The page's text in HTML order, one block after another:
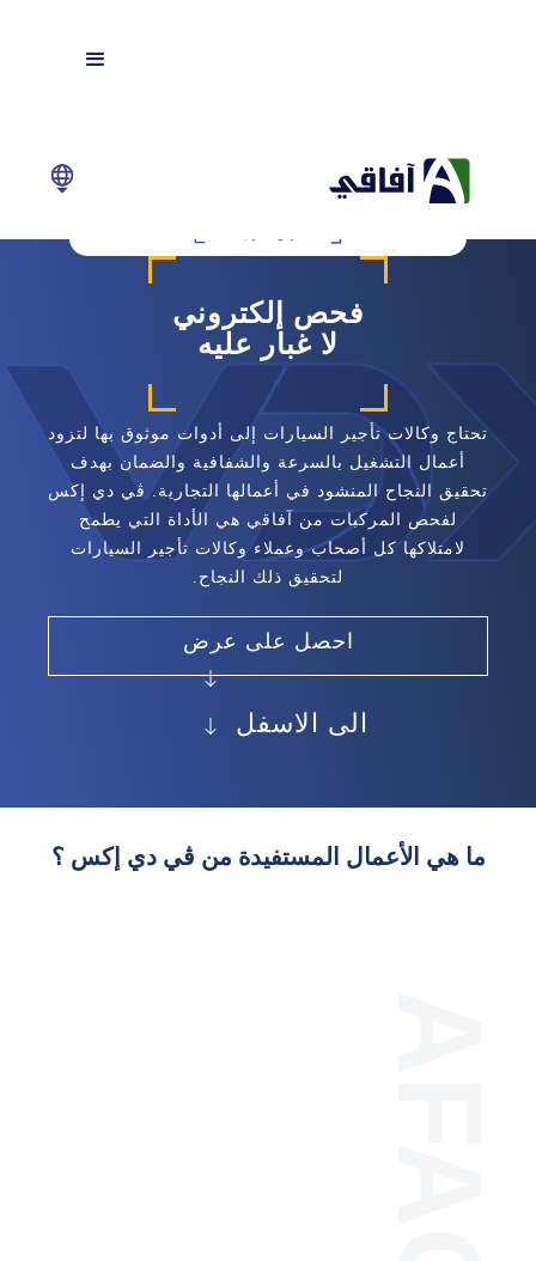
فحص إلكتروني
لا غبار عليه
تحتاج وكالات تأجير السيارات إلى أدوات موثوق بها لتزود
أعمال التشغيل بالسرعة والشفافية والضمان بهدف
تحقيق النجاح المنشود في أعمالها التجارية. ڤي دي إكس
لفحص المركبات من آفاقي هي الأداة التي يطمح
لامتلاكها كل أصحاب وعملاء وكالات تأجير السيارات
لتحقيق ذلك النجاح.
احصل على عرض
الى الاسفل
ما هي الأعمال المستفيدة من ڤي دي إكس ؟